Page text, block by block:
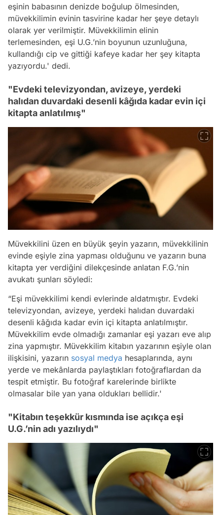
eşinin babasının denizde boğulup ölmesinden,
müvekkilimin evinin tasvirine kadar her şeye detaylı
olarak yer verilmiştir. Müvekkilimin elinin
terlemesinden, eşi U.G.’nin boyunun uzunluğuna,
kullandığı cip ve gittiği kafeye kadar her şey kitapta
yazıyordu.' dedi.
"Evdeki televizyondan, avizeye, yerdeki
halıdan duvardaki desenli kâğıda kadar evin içi
kitapta anlatılmış"
Müvekkilini üzen en büyük şeyin yazarın, müvekkilinin
evinde eşiyle zina yapması olduğunu ve yazarın buna
kitapta yer verdiğini dilekçesinde anlatan F.G.’nin
avukatı şunları söyledi:
“Eşi müvekkilimi kendi evlerinde aldatmıştır. Evdeki
televizyondan, avizeye, yerdeki halıdan duvardaki
desenli kâğıda kadar evin içi kitapta anlatılmıştır.
Müvekkilim evde olmadığı zamanlar eşi yazarı eve alıp
zina yapmıştır. Müvekkilim kitabın yazarının eşiyle olan
ilişkisini, yazarın sosyal medya hesaplarında, aynı
yerde ve mekânlarda paylaştıkları fotoğraflardan da
tespit etmiştir. Bu fotoğraf karelerinde birlikte
olmasalar bile yan yana oldukları bellidir.'
"Kitabın teşekkür kısmında ise açıkça eşi
U.G.’nin adı yazılıydı"